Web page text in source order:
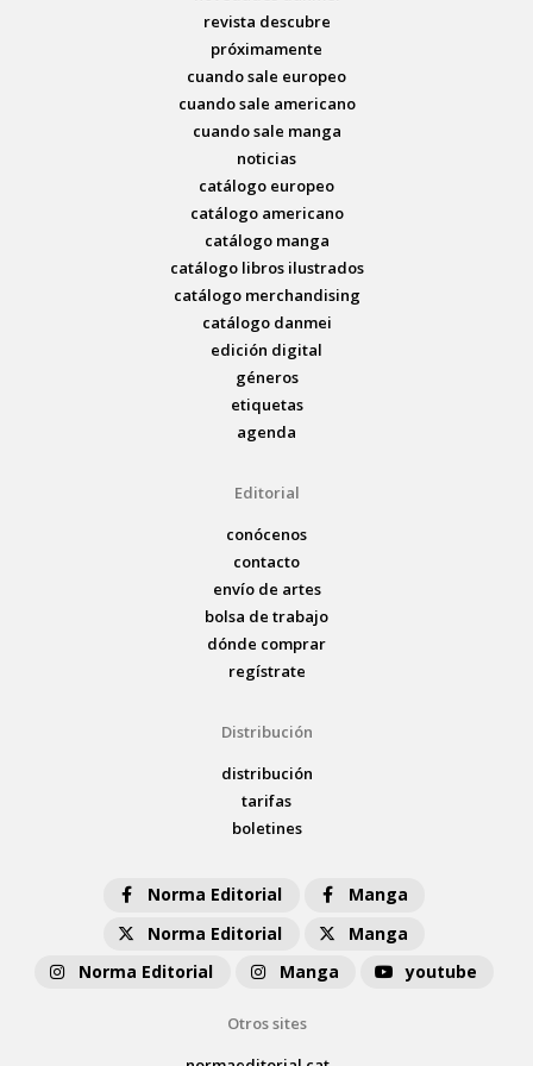
revista descubre
próximamente
cuando sale europeo
cuando sale americano
cuando sale manga
noticias
catálogo europeo
catálogo americano
catálogo manga
catálogo libros ilustrados
catálogo merchandising
catálogo danmei
edición digital
géneros
etiquetas
agenda
Editorial
conócenos
contacto
envío de artes
bolsa de trabajo
dónde comprar
regístrate
Distribución
distribución
tarifas
boletines
Norma Editorial
Manga
Norma Editorial
Manga
Norma Editorial
Manga youtube
Otros sites